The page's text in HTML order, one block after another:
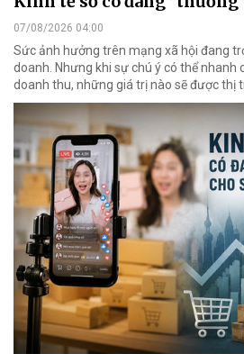
07/08/2026 04:00
Sức ảnh hưởng trên mạng xã hội đang
doanh. Nhưng khi sự chú ý có thể nhanh
doanh thu, những giá trị nào sẽ được thị